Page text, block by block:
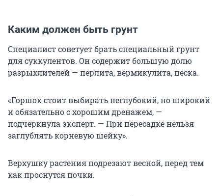
Каким должен быть грунт
Специалист советует брать специальный грунт
для суккулентов. Он содержит большую долю
разрыхлителей — перлита, вермикулита, песка.
«Горшок стоит выбирать неглубокий, но широкий
и обязательно с хорошим дренажем, —
подчеркнула эксперт. — При пересадке нельзя
заглублять корневую шейку».
Верхушку растения подрезают весной, перед тем
как проснутся почки.